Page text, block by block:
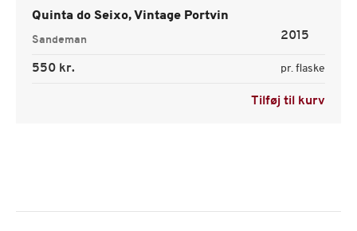
Quinta do Seixo, Vintage Portvin
Sandeman 2015
550 kr. pr. flaske
Tilføj til kurv